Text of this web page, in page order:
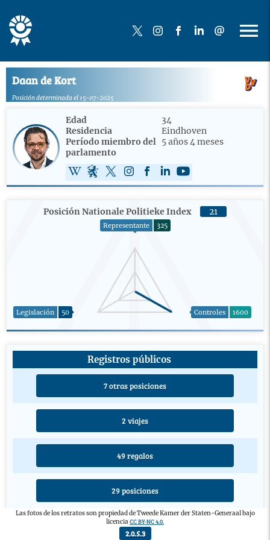
Daan de Kort
Posición determinada el 15-07-2025
Edad
34
Residencia
Eindhoven
Período miembro del
parlamento
5 años 4 meses
Posición Nationale Politieke Index 21
Legislación 50
Representante 325
Controles 1600
Registros públicos
7 otras posiciones
2 viajes
49 regalos
29 posiciones
3 educaciones
Las fotos de los retratos son propiedad de Tweede Kamer der Staten-Generaal bajo
licenciaCC BY-NC 4.0.
2.0.5.3